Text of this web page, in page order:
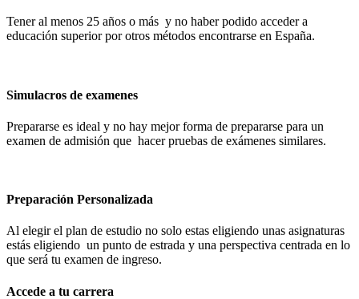
Tener al menos 25 años o más y no haber podido acceder a
educación superior por otros métodos encontrarse en España.
Simulacros de examenes
Prepararse es ideal y no hay mejor forma de prepararse para un
examen de admisión que hacer pruebas de exámenes similares.
Preparación Personalizada
Al elegir el plan de estudio no solo estas eligiendo unas asignaturas
estás eligiendo un punto de estrada y una perspectiva centrada en lo
que será tu examen de ingreso.
Accede a tu carrera